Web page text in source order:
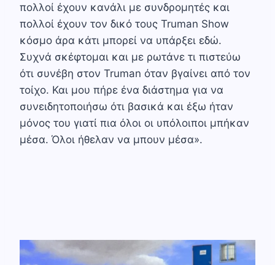
πολλοί έχουν κανάλι με συνδρομητές και
πολλοί έχουν τον δικό τους Truman Show
κόσμο άρα κάτι μπορεί να υπάρξει εδώ.
Συχνά σκέφτομαι και με ρωτάνε τι πιστεύω
ότι συνέβη στον Truman όταν βγαίνει από τον
τοίχο. Και μου πήρε ένα διάστημα για να
συνειδητοποιήσω ότι βασικά και έξω ήταν
μόνος του γιατί πια όλοι οι υπόλοιποι μπήκαν
μέσα. Όλοι ήθελαν να μπουν μέσα».